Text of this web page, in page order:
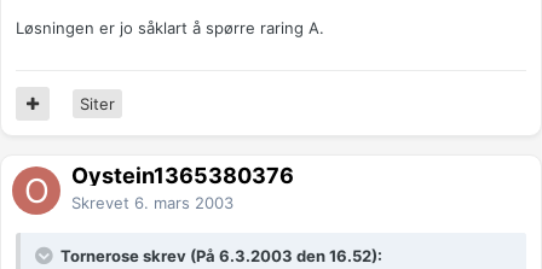
Løsningen er jo såklart å spørre raring A.
Siter
Oystein1365380376
Skrevet 6. mars 2003
Tornerose skrev (På 6.3.2003 den 16.52):